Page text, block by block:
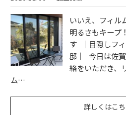
いいえ、フィル
明るさもキープ
す ｜目隠しフ
邸｜ 今日は佐
絡をいただき、
ム…
詳しくはこ